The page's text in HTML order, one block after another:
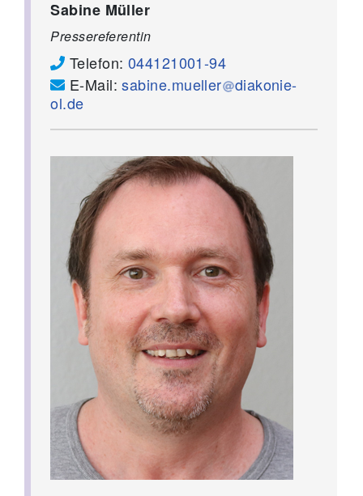
Sabine Müller
Pressereferentin
Telefon: 044121001-94
E-Mail:sabine.mueller
diakonie-
ol.de